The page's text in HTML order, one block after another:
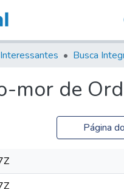
Busca
mor de
Página